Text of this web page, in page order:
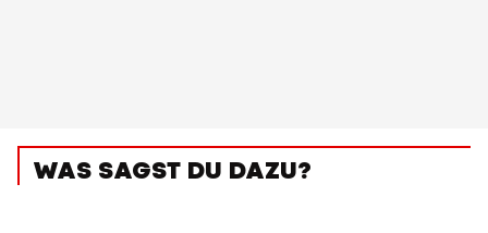
WAS SAGST DU DAZU?